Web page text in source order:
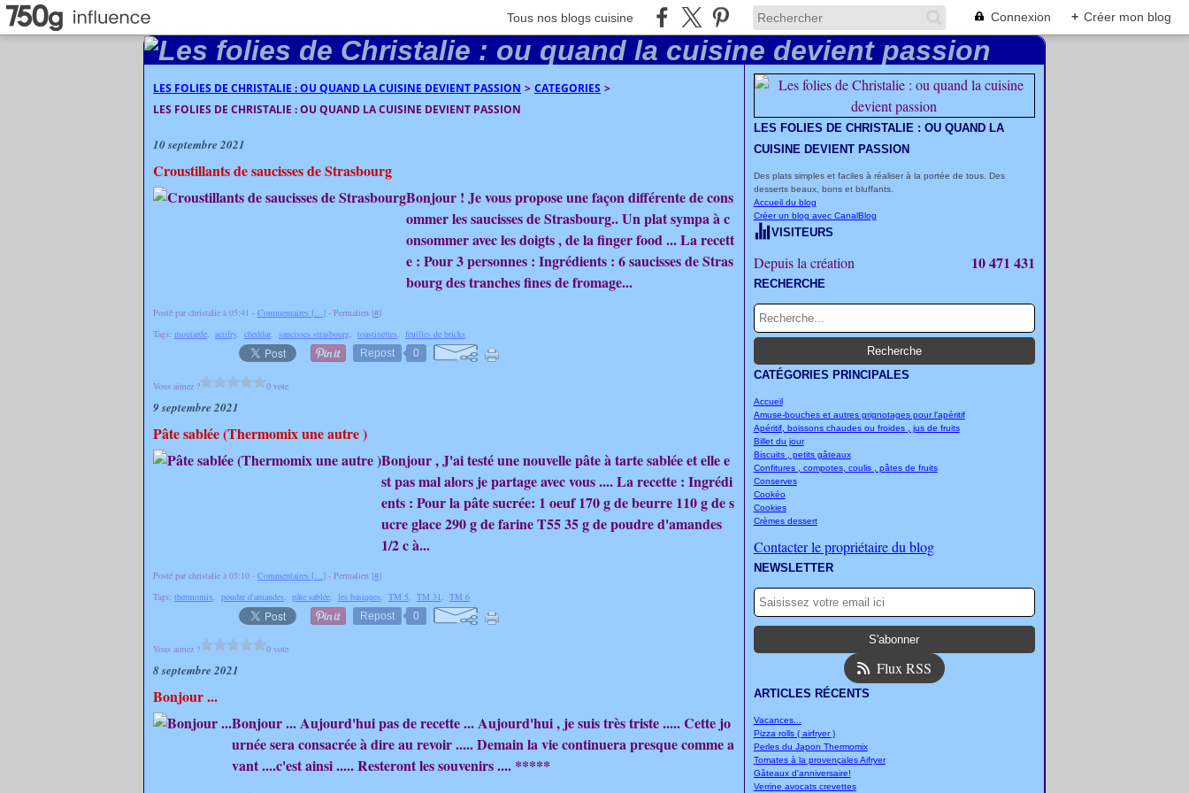
Tous nos blogs cuisine Connexion + Créer mon blog
LES FOLIES DE CHRISTALIE : OU QUAND LA CUISINE DEVIENT PASSION > CATEGORIES >
LES FOLIES DE CHRISTALIE : OU QUAND LA CUISINE DEVIENT PASSION
10 septembre 2021
Croustillants de saucisses de Strasbourg
Bonjour ! Je vous propose une façon différente de cons
ommer les saucisses de Strasbourg.. Un plat sympa à c
onsommer avec les doigts , de la finger food ... La recett
e : Pour 3 personnes : Ingrédients : 6 saucisses de Stras
bourg des tranches fines de fromage...
Posté par christalie à 05:41 - Commentaires […] - Permalien [#]
Tags: moutarde, actifry, cheddar, saucisses strasbourg, toastinettes, feuilles de bricks
Repost
0
Vous aimez ? 0 vote
9 septembre 2021
Pâte sablée (Thermomix une autre )
Bonjour , J'ai testé une nouvelle pâte à tarte sablée et elle e
st pas mal alors je partage avec vous .... La recette : Ingrédi
ents : Pour la pâte sucrée: 1 oeuf 170 g de beurre 110 g de s
ucre glace 290 g de farine T55 35 g de poudre d'amandes
1/2 c à...
Posté par christalie à 05:10 - Commentaires […] - Permalien [#]
Tags: thermomix, poudre d'amandes, pâte sablée, les basiques, TM 5, TM 31, TM 6
Repost
0
Vous aimez ? 0 vote
8 septembre 2021
Bonjour ...
Bonjour ... Aujourd'hui pas de recette ... Aujourd'hui , je suis très triste ..... Cette jo
urnée sera consacrée à dire au revoir ..... Demain la vie continuera presque comme a
vant ....c'est ainsi ..... Resteront les souvenirs .... *****
LES FOLIES DE CHRISTALIE : OU QUAND LA
CUISINE DEVIENT PASSION
Des plats simples et faciles à réaliser à la portée de tous. Des
desserts beaux, bons et bluffants.
Accueil du blog
Créer un blog avec CanalBlog
VISITEURS
Depuis la création 10 471 431
RECHERCHE
CATÉGORIES PRINCIPALES
Accueil
Amuse-bouches et autres grignotages pour l'apéritif
Apéritif, boissons chaudes ou froides , jus de fruits
Billet du jour
Biscuits , petits gâteaux
Confitures , compotes, coulis , pâtes de fruits
Conserves
Cookéo
Cookies
Crèmes dessert
Contacter le propriétaire du blog
NEWSLETTER
Flux RSS
ARTICLES RÉCENTS
Vacances...
Pizza rolls ( airfryer )
Perles du Japon Thermomix
Tomates à la provençales Aifryer
Gâteaux d'anniversaire!
Verrine avocats crevettes